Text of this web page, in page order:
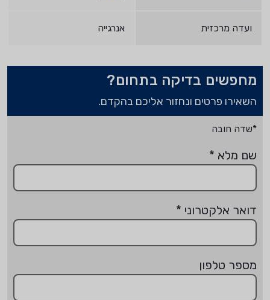
ועדה מרכזית אנרגייה
מחפשים בדיקה בתחום?
השאירו פרטים ונחזור אליכם בהקדם.
*שדה חובה
שם מלא *
דואר אלקטרוני *
מספר טלפון